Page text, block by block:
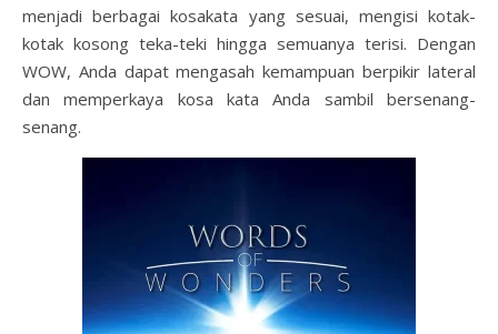
menjadi berbagai kosakata yang sesuai, mengisi kotak-
kotak kosong teka-teki hingga semuanya terisi. Dengan
WOW, Anda dapat mengasah kemampuan berpikir lateral
dan memperkaya kosa kata Anda sambil bersenang-
senang.